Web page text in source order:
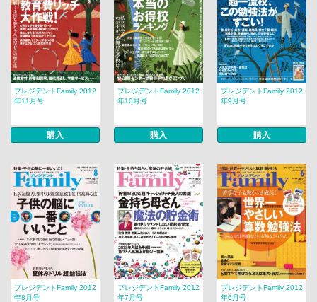
プレジデントFamily 2012
年11月号
購入
プレジデントFamily 2012
年10月号
購入
プレジデントFamily 2012
年9月号
購入
プレジデントFamily 2012
年8月号
プレジデントFamily 2012
年7月号
プレジデントFamily 2012
年6月号